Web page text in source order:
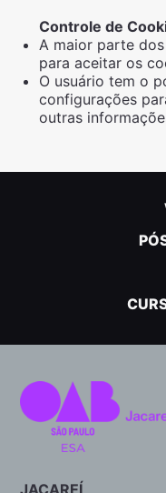
Controle de
A maior parte
para aceitar os
O usuário tem o
configurações
outras